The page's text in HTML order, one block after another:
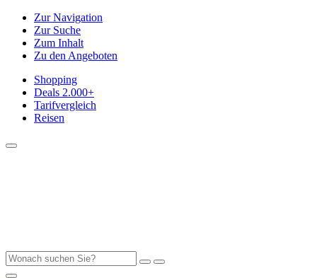
Zur Navigation
Zur Suche
Zum Inhalt
Zu den Angeboten
Shopping
Deals 2.000+
Tarifvergleich
Reisen